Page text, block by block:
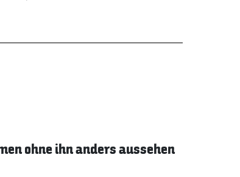
ohne ihn anders aussehen